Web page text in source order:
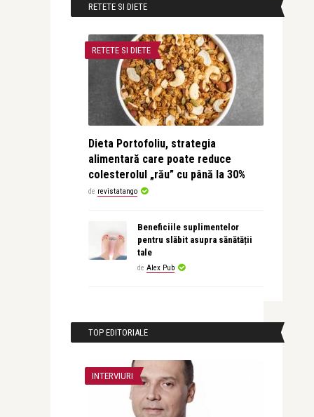
RETETE SI DIETE
RETETE SI DIETE
Dieta Portofoliu, strategia
alimentară care poate reduce
colesterolul „rău” cu până la 30%
de revistatango
Beneficiile suplimentelor
pentru slăbit asupra sănătății
tale
de Alex Pub
TOP EDITORIALE
INTERVIURI